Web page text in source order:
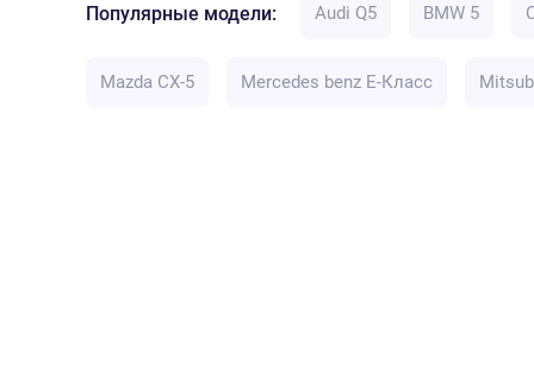
Популярные модели: Audi Q5 BMW 5
Mazda CX-5 Mercedes benz E-Класс